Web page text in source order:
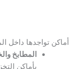
أماكن تواجدها داخل
المطابخ
بأماكن